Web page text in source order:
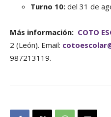
Turno 10: del 31 de
Más información: COTO
2 (León). Email:
987213119.